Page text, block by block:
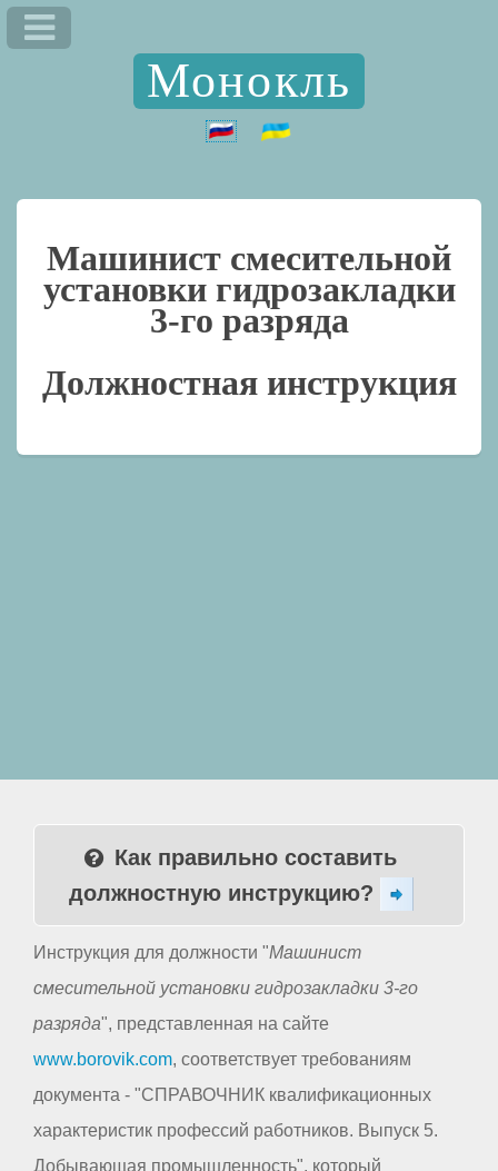
Монокль
Машинист смесительной
установки гидрозакладки
3-го разряда
Должностная инструкция
Как правильно составить
должностную инструкцию?
Инструкция для должности "Машинист
смесительной установки гидрозакладки 3-го
разряда", представленная на сайте
www.borovik.com, соответствует требованиям
документа - "СПРАВОЧНИК квалификационных
характеристик профессий работников. Выпуск 5.
Добывающая промышленность", который